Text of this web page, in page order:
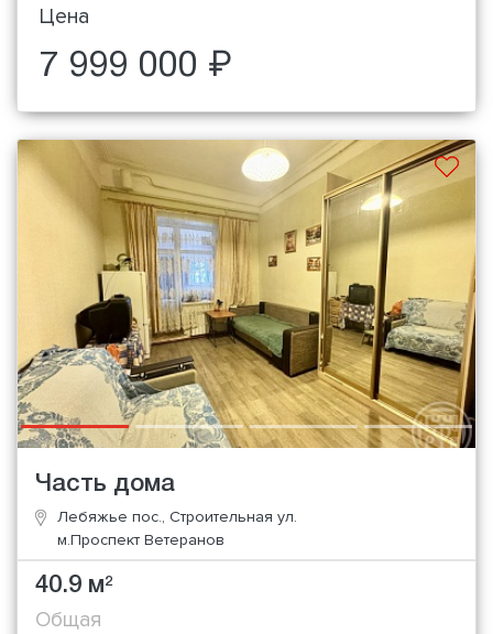
Цена
7 999 000 ₽
Часть дома
Лебяжье пос., Строительная ул.
м.Проспект Ветеранов
40.9 м2
Общая